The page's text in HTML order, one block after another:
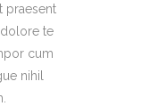
praesent
te
cum
nihil